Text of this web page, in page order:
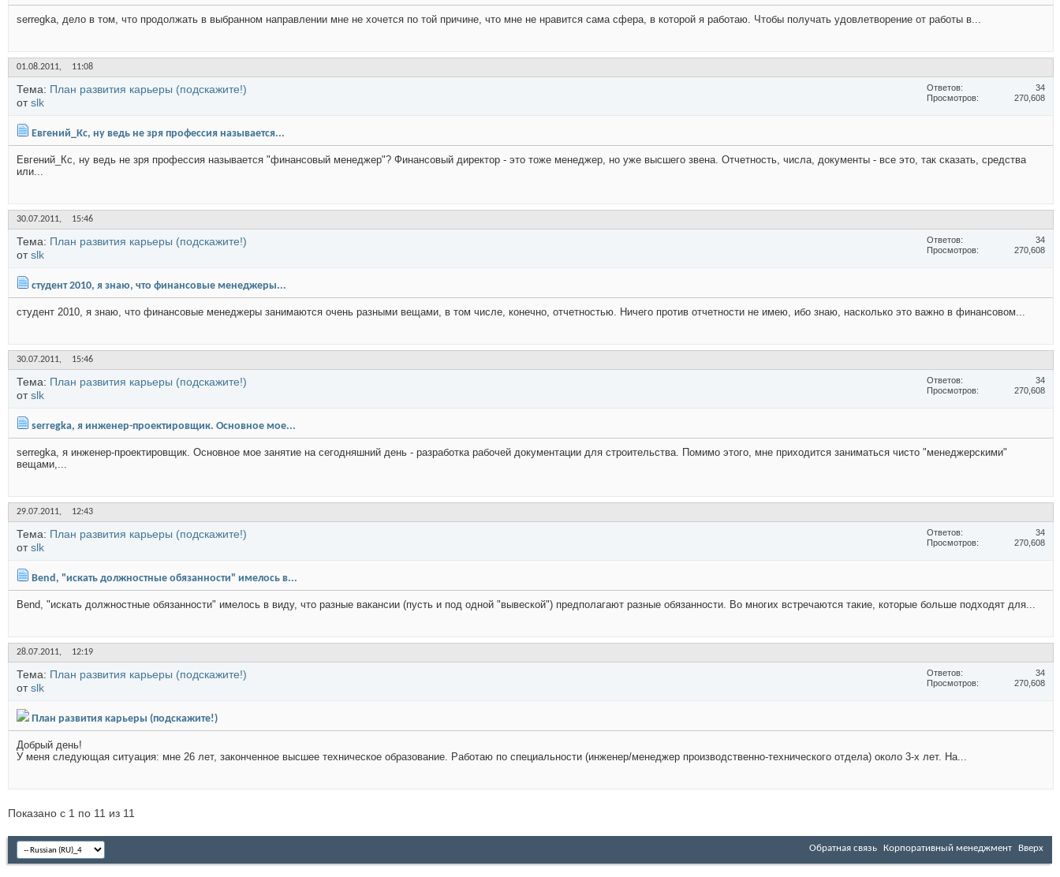
serregka, дело в том, что продолжать в выбранном направлении мне не хочется по той причине, что мне не нравится сама сфера, в которой я работаю. Чтобы получать удовлетворение от работы в...
01.08.2011, 11:08
Тема: План развития карьеры (подскажите!)
отslk
Ответов
34
Просмотров
270,608
Евгений_Кс, ну ведь не зря профессия называется...
Евгений_Кс, ну ведь не зря профессия называется "финансовый менеджер"? Финансовый директор - это тоже менеджер, но уже высшего звена. Отчетность, числа, документы - все это, так сказать, средства
или...
30.07.2011, 15:46
Тема: План развития карьеры (подскажите!)
отslk
Ответов
34
Просмотров
270,608
студент 2010, я знаю, что финансовые менеджеры...
студент 2010, я знаю, что финансовые менеджеры занимаются очень разными вещами, в том числе, конечно, отчетностью. Ничего против отчетности не имею, ибо знаю, насколько это важно в финансовом...
30.07.2011, 15:46
Тема: План развития карьеры (подскажите!)
отslk
Ответов
34
Просмотров
270,608
serregka, я инженер-проектировщик. Основное мое...
serregka, я инженер-проектировщик. Основное мое занятие на сегодняшний день - разработка рабочей документации для строительства. Помимо этого, мне приходится заниматься чисто "менеджерскими"
вещами,...
29.07.2011, 12:43
Тема: План развития карьеры (подскажите!)
отslk
Ответов
34
Просмотров
270,608
Bend, "искать должностные обязанности" имелось в...
Bend, "искать должностные обязанности" имелось в виду, что разные вакансии (пусть и под одной "вывеской") предполагают разные обязанности. Во многих встречаются такие, которые больше подходят для...
28.07.2011, 12:19
Тема: План развития карьеры (подскажите!)
отslk
Ответов
34
Просмотров
270,608
План развития карьеры (подскажите!)
Добрый день!
У меня следующая ситуация: мне 26 лет, законченное высшее техническое образование. Работаю по специальности (инженер/менеджер производственно-технического отдела) около 3-х лет. На...
Показано с 1 по 11 из 11
Обратная связь Корпоративный менеджмент Вверх